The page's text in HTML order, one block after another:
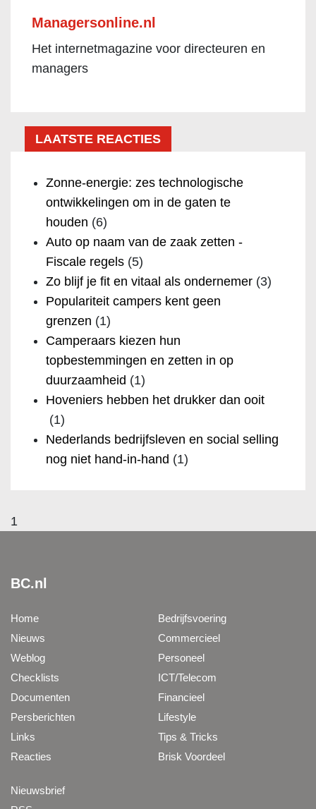
Managersonline.nl
Het internetmagazine voor directeuren en
managers
LAATSTE REACTIES
Zonne-energie: zes technologische
ontwikkelingen om in de gaten te
houden (6)
Auto op naam van de zaak zetten -
Fiscale regels (5)
Zo blijf je fit en vitaal als ondernemer (3)
Populariteit campers kent geen
grenzen (1)
Camperaars kiezen hun
topbestemmingen en zetten in op
duurzaamheid (1)
Hoveniers hebben het drukker dan ooit
(1)
Nederlands bedrijfsleven en social selling
nog niet hand-in-hand (1)
1
BC.nl
Home
Nieuws
Weblog
Checklists
Documenten
Persberichten
Links
Reacties
Bedrijfsvoering
Commercieel
Personeel
ICT/Telecom
Financieel
Lifestyle
Tips & Tricks
Brisk Voordeel
Nieuwsbrief